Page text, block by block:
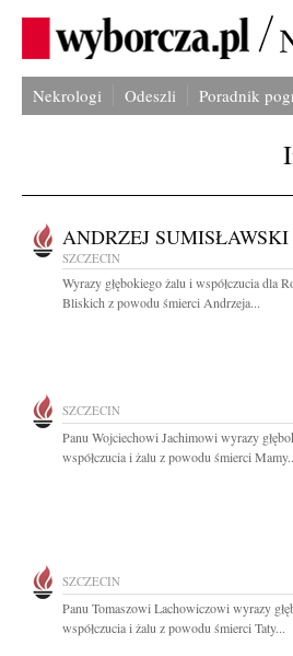
Nekrologi Odeszli Poradnik
ANDRZEJ SUMISŁAWSKI
SZCZECIN
Wyrazy głębokiego żalu i współczucia dla
Bliskich z powodu śmierci Andrzeja...
SZCZECIN
Panu Wojciechowi Jachimowi wyrazy
współczucia i żalu z powodu śmierci
SZCZECIN
Panu Tomaszowi Lachowiczowi wyrazy
współczucia i żalu z powodu śmierci Taty...